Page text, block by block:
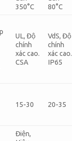
350°C
80°C
UL,Độ
chính
xác cao.
CSA
VdS,Độ
chính
xác cao.
IP65
15-30 20-35
Điện,